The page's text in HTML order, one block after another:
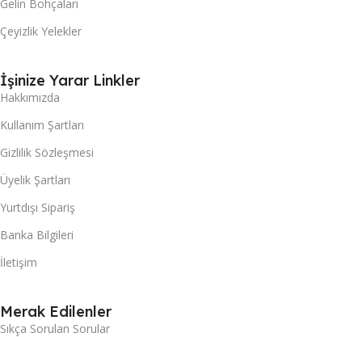
Gelin Bohçaları
Çeyizlik Yelekler
İşinize Yarar Linkler
Hakkımızda
Kullanım Şartları
Gizlilik Sözleşmesi
Üyelik Şartları
Yurtdışı Sipariş
Banka Bilgileri
İletişim
Merak Edilenler
Sıkça Sorulan Sorular